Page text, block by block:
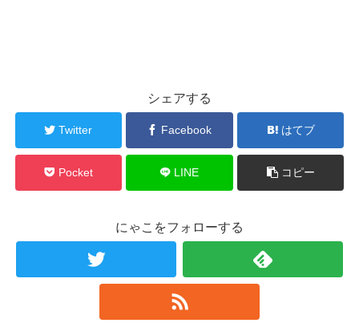
シェアする
Twitter Facebook はてブ
Pocket LINE コピー
にゃこをフォローする